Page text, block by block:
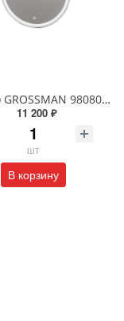
Зеркало GROSSMAN 98080 SENTO D800 800*800*45 LED с сенсорным выключателем
11 200 ₽
шт
В корзину